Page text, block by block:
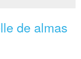
de almas